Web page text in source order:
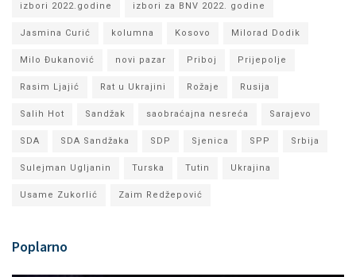
izbori 2022.godine izbori za BNV 2022. godine
Jasmina Curić kolumna Kosovo Milorad Dodik
Milo Đukanović novi pazar Priboj Prijepolje
Rasim Ljajić Rat u Ukrajini Rožaje Rusija
Salih Hot Sandžak saobraćajna nesreća Sarajevo
SDA SDA Sandžaka SDP Sjenica SPP Srbija
Sulejman Ugljanin Turska Tutin Ukrajina
Usame Zukorlić Zaim Redžepović
Poplarno